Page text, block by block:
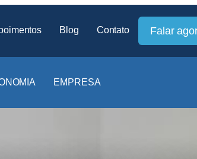
Blog Contato Falar
EMPRESA